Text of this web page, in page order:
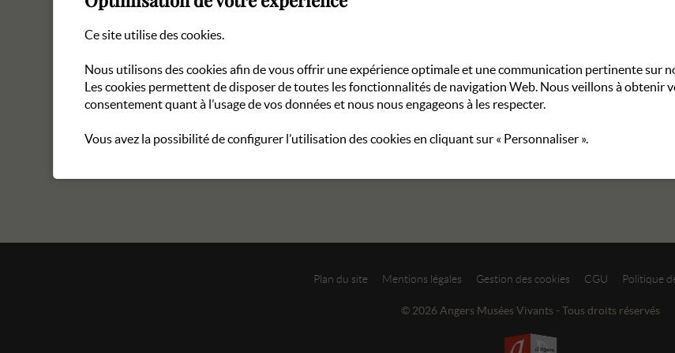
Plan du site Mentions légales Gestion des cookies CGU Politique
© 2026 Angers Musées Vivants - Tous droits réservés
Ce site utilise des cookies.
Nous utilisons des cookies afin de vous offrir une expérience optimale et une communication pertinente sur
Les cookies permettent de disposer de toutes les fonctionnalités de navigation Web. Nous veillons à obtenir
consentement quant à l’usage de vos données et nous nous engageons à les respecter.
Vous avez la possibilité de configurer l’utilisation des cookies en cliquant sur « Personnaliser ».